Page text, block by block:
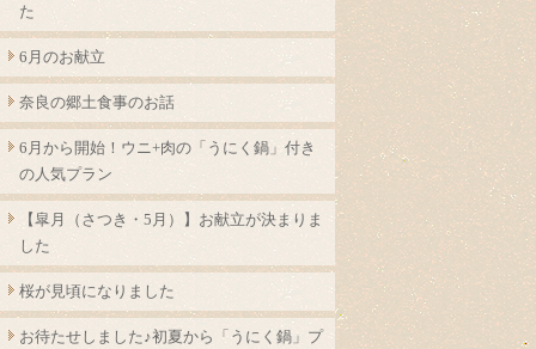
た
6月のお献立
奈良の郷土食事のお話
6月から開始！ウニ+肉の「うにく鍋」付き
の人気プラン
【皐月（さつき・5月）】お献立が決まりま
した
桜が見頃になりました
お待たせしました♪初夏から「うにく鍋」プ